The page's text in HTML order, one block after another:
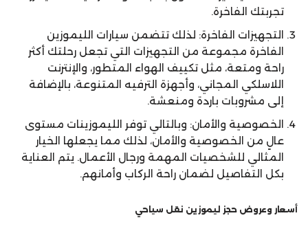
تجربتك الفاخرة.
التجهيزات الفاخرة: لذلك تتضمن سيارات الليموزين
الفاخرة مجموعة من التجهيزات التي تجعل رحلتك أكثر
راحة ومتعة، مثل تكييف الهواء المتطور، والإنترنت
اللاسلكي المجاني، وأجهزة الترفيه المتنوعة، بالإضافة
إلى مشروبات باردة ومنعشة.
الخصوصية والأمان: وبالتالي توفر الليموزينات مستوى
عالٍ من الخصوصية والأمان، لذلك مما يجعلها الخيار
المثالي للشخصيات المهمة ورجال الأعمال. يتم العناية
بكل التفاصيل لضمان راحة الركاب وأمانهم.
أسعار وعروض حجز ليموزين نقل سياحي